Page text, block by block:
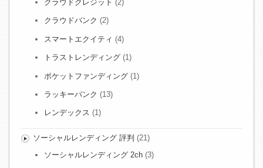
クラウドクレジット (2)
クラウドバンク (2)
スマートエクイティ (4)
トラストレンディング (1)
ポケットファンディング (1)
ラッキーバンク (13)
レンデックス (1)
ソーシャルレンディング 評判 (21)
ソーシャルレンディング 2ch (3)